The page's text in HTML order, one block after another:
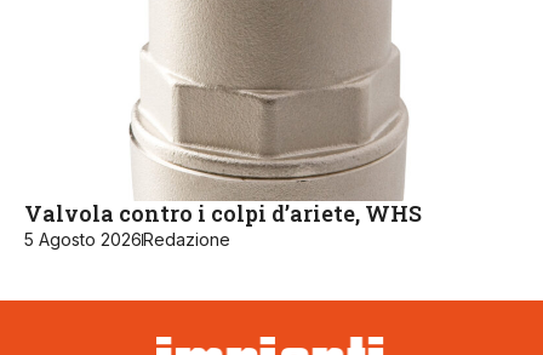
Valvola contro i colpi d’ariete, WHS
5 Agosto 2026Redazione